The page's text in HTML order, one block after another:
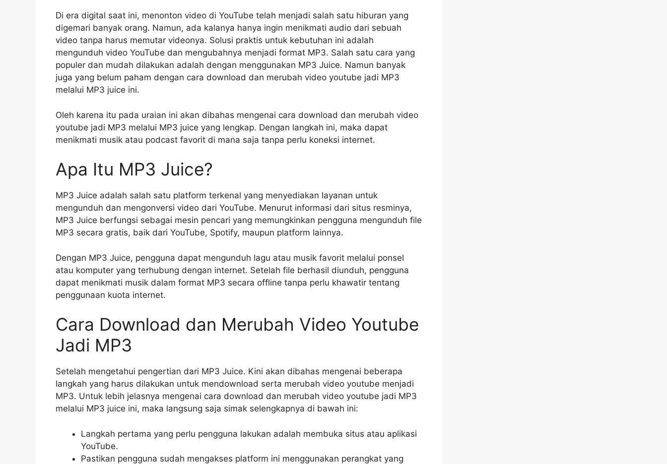
Di era digital saat ini, menonton video di YouTube telah menjadi salah satu hiburan yang
digemari banyak orang. Namun, ada kalanya hanya ingin menikmati audio dari sebuah
video tanpa harus memutar videonya. Solusi praktis untuk kebutuhan ini adalah
mengunduh video YouTube dan mengubahnya menjadi format MP3. Salah satu cara yang
populer dan mudah dilakukan adalah dengan menggunakan MP3 Juice. Namun banyak
juga yang belum paham dengan cara download dan merubah video youtube jadi MP3
melalui MP3 juice ini.
Oleh karena itu pada uraian ini akan dibahas mengenai cara download dan merubah video
youtube jadi MP3 melalui MP3 juice yang lengkap. Dengan langkah ini, maka dapat
menikmati musik atau podcast favorit di mana saja tanpa perlu koneksi internet.
Apa Itu MP3 Juice?
MP3 Juice adalah salah satu platform terkenal yang menyediakan layanan untuk
mengunduh dan mengonversi video dari YouTube. Menurut informasi dari situs resminya,
MP3 Juice berfungsi sebagai mesin pencari yang memungkinkan pengguna mengunduh file
MP3 secara gratis, baik dari YouTube, Spotify, maupun platform lainnya.
Dengan MP3 Juice, pengguna dapat mengunduh lagu atau musik favorit melalui ponsel
atau komputer yang terhubung dengan internet. Setelah file berhasil diunduh, pengguna
dapat menikmati musik dalam format MP3 secara offline tanpa perlu khawatir tentang
penggunaan kuota internet.
Cara Download dan Merubah Video Youtube
Jadi MP3
Setelah mengetahui pengertian dari MP3 Juice. Kini akan dibahas mengenai beberapa
langkah yang harus dilakukan untuk mendownload serta merubah video youtube menjadi
MP3. Untuk lebih jelasnya mengenai cara download dan merubah video youtube jadi MP3
melalui MP3 juice ini, maka langsung saja simak selengkapnya di bawah ini:
Langkah pertama yang perlu pengguna lakukan adalah membuka situs atau aplikasi
YouTube.
Pastikan pengguna sudah mengakses platform ini menggunakan perangkat yang